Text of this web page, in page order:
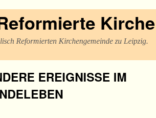
Reformierten Kirchengemeinde zu Leipzig.
EREIGNISSE IM